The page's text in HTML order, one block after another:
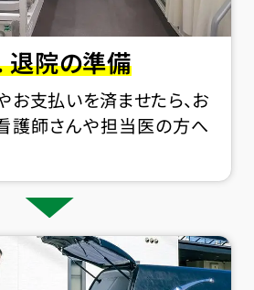
退院の準備
お支払いを済ませたら、お
護師さんや担当医の方へ